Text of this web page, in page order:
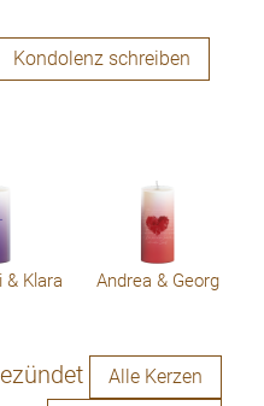
zu Tieren. Die
man in unseren
erträumt hast. Mit
Fuchsien und
von Nana
❤️Pfiat di Papa
Kondolenz schreiben
& Klara Andrea & Georg
Alle Kerzen